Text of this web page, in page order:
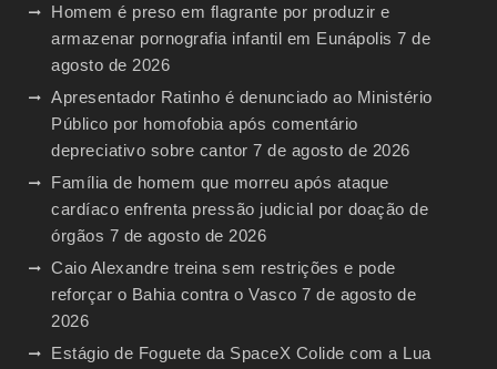
Homem é preso em flagrante por produzir e
armazenar pornografia infantil em Eunápolis 7 de
agosto de 2026
Apresentador Ratinho é denunciado ao Ministério
Público por homofobia após comentário
depreciativo sobre cantor 7 de agosto de 2026
Família de homem que morreu após ataque
cardíaco enfrenta pressão judicial por doação de
órgãos 7 de agosto de 2026
Caio Alexandre treina sem restrições e pode
reforçar o Bahia contra o Vasco 7 de agosto de
2026
Estágio de Foguete da SpaceX Colide com a Lua